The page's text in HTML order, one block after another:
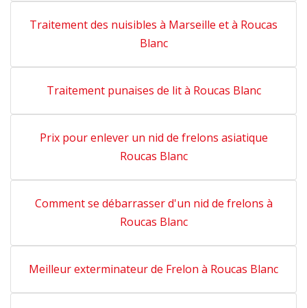
Traitement des nuisibles à Marseille et à Roucas
Blanc
Traitement punaises de lit à Roucas Blanc
Prix pour enlever un nid de frelons asiatique
Roucas Blanc
Comment se débarrasser d'un nid de frelons à
Roucas Blanc
Meilleur exterminateur de Frelon à Roucas Blanc